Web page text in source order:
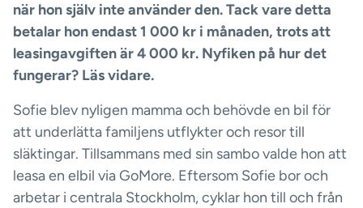
när hon själv inte använder den. Tack vare detta
betalar hon endast 1 000 kr i månaden, trots att
leasingavgiften är 4 000 kr. Nyfiken på hur det
fungerar? Läs vidare.
Sofie blev nyligen mamma och behövde en bil för
att underlätta familjens utflykter och resor till
släktingar. Tillsammans med sin sambo valde hon att
leasa en elbil via GoMore. Eftersom Sofie bor och
arbetar i centrala Stockholm, cyklar hon till och från